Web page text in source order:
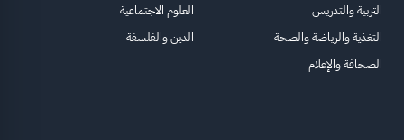
التربية والتدريس
التغذية والرياضة والصحة
الصحافة والإعلام
العلوم الاجتماعية
الدين والفلسفة